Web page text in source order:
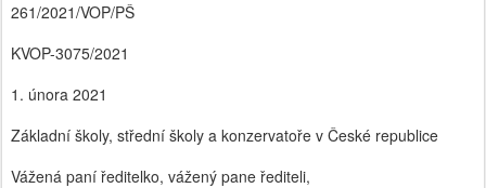
261/2021/VOP/PŠ
KVOP-3075/2021
1. února 2021
Základní školy, střední školy a konzervatoře v České republice
Vážená paní ředitelko, vážený pane řediteli,